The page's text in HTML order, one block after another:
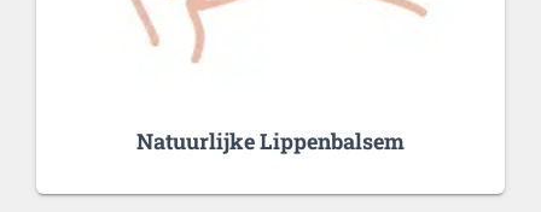
Natuurlijke Lippenbalsem